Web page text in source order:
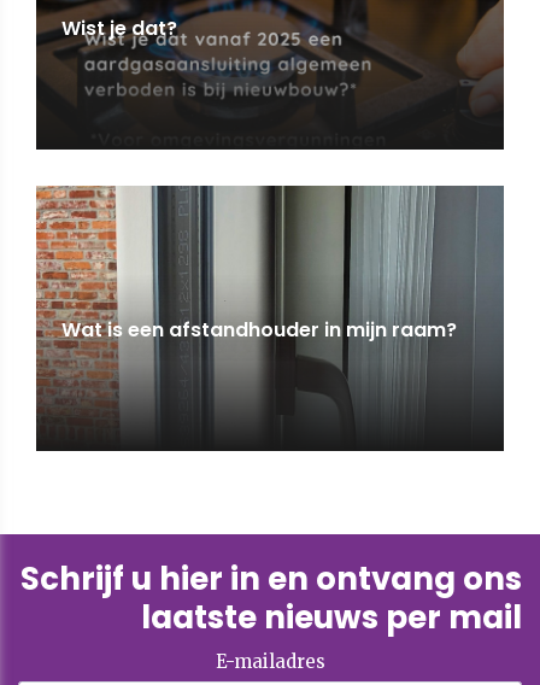
Wist je dat?
Wat is een afstandhouder in mijn raam?
Schrijf u hier in en ontvang ons
laatste nieuws per mail
E-mailadres